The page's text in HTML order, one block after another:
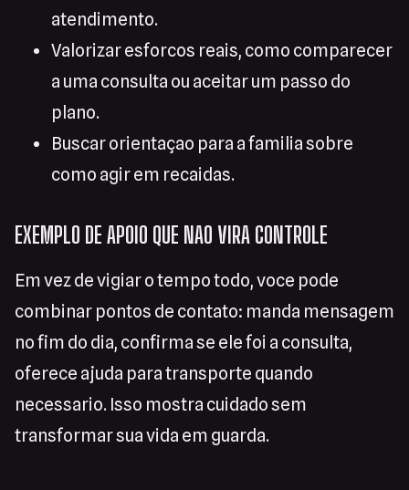
atendimento.
Valorizar esforcos reais, como comparecer
a uma consulta ou aceitar um passo do
plano.
Buscar orientaçao para a familia sobre
como agir em recaidas.
EXEMPLO DE APOIO QUE NAO VIRA CONTROLE
Em vez de vigiar o tempo todo, voce pode
combinar pontos de contato: manda mensagem
no fim do dia, confirma se ele foi a consulta,
oferece ajuda para transporte quando
necessario. Isso mostra cuidado sem
transformar sua vida em guarda.